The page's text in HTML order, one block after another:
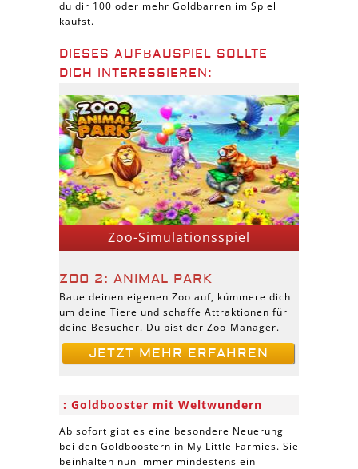
du dir 100 oder mehr Goldbarren im Spiel
kaufst.
DIESES AUFBAUSPIEL SOLLTE
DICH INTERESSIEREN:
Zoo-Simulationsspiel
ZOO 2: ANIMAL PARK
Baue deinen eigenen Zoo auf, kümmere dich
um deine Tiere und schaffe Attraktionen für
deine Besucher. Du bist der Zoo-Manager.
JETZT MEHR ERFAHREN
Goldbooster mit Weltwundern
Ab sofort gibt es eine besondere Neuerung
bei den Goldboostern in My Little Farmies. Sie
beinhalten nun immer mindestens ein